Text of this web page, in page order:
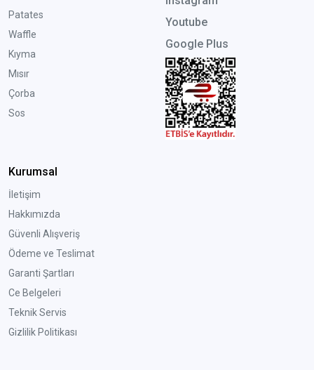
Patates
Waffle
Kıyma
Mısır
Çorba
Sos
Youtube
Google Plus
Kurumsal
İletişim
Hakkımızda
Güvenli Alışveriş
Ödeme ve Teslimat
Garanti Şartları
Ce Belgeleri
Teknik Servis
Gizlilik Politikası